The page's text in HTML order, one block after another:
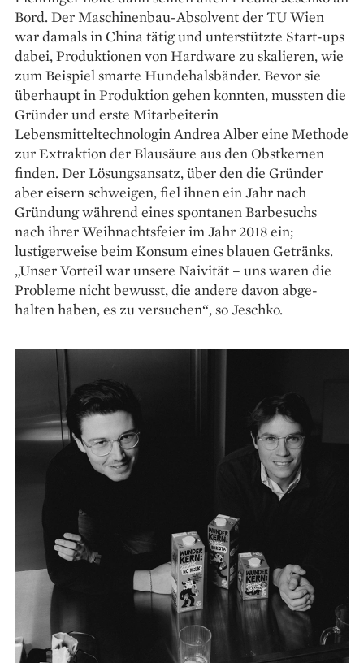
Bord. Der Maschinenbau-Absolvent der TU Wien
war damals in China tätig und unterstützte Start-ups
dabei, Produktionen von Hardware zu skalieren, wie
zum Beispiel smarte Hundehalsbänder. Bevor sie
überhaupt in Produktion gehen konnten, mussten die
Gründer und erste Mitarbeiterin
Lebensmitteltechnologin Andrea Alber eine Methode
zur Extraktion der Blausäure aus den Obstkernen
finden. Der Lösungs­ansatz, über den die Gründer
aber eisern schweigen, fiel ihnen ein Jahr nach
Gründung während eines spontanen Barbesuchs
nach ihrer Weihnachtsfeier im Jahr 2018 ein;
lustigerweise beim Konsum eines blauen Getränks.
„Unser Vorteil war unsere Naivität – uns waren die
Probleme nicht bewusst, die andere davon abge­
halten haben, es zu ver­suchen“, so Jeschko.